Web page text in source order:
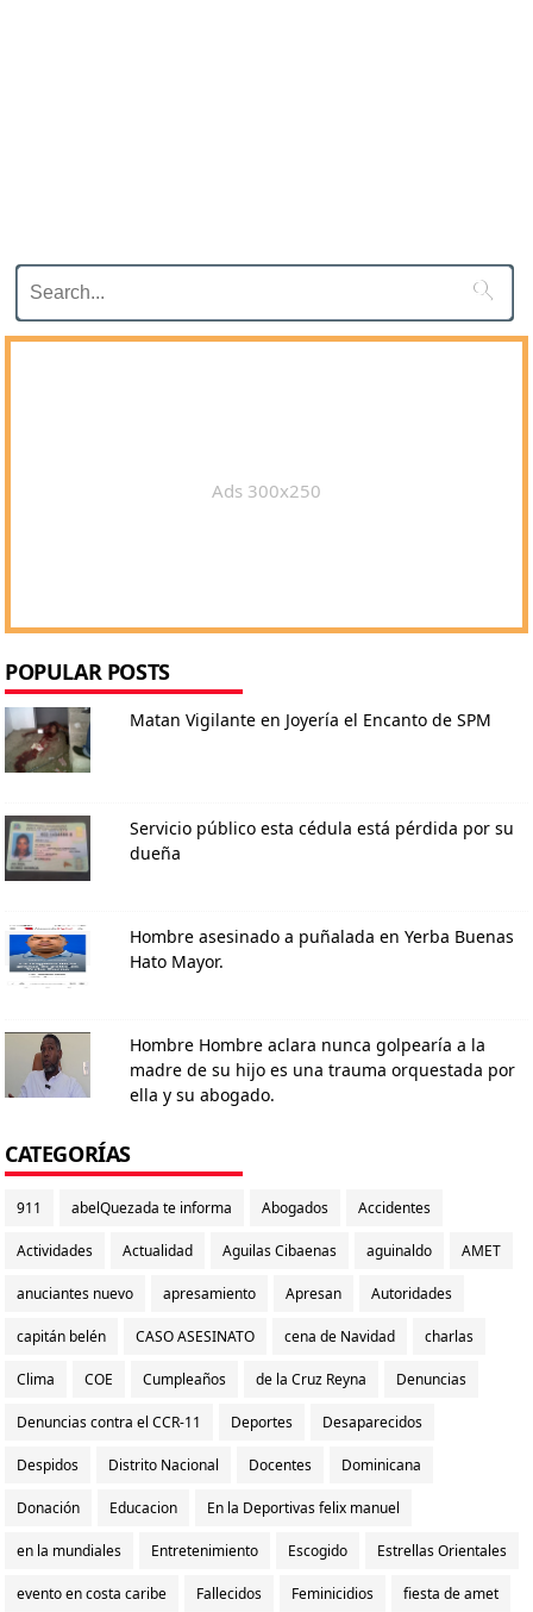

Ads 300x250
POPULAR POSTS
Matan Vigilante en Joyería el Encanto de SPM
Servicio público esta cédula está pérdida por su
dueña
Hombre asesinado a puñalada en Yerba Buenas
Hato Mayor.
Hombre Hombre aclara nunca golpearía a la
madre de su hijo es una trauma orquestada por
ella y su abogado.
CATEGORÍAS
911 abelQuezada te informa Abogados Accidentes
Actividades Actualidad Aguilas Cibaenas aguinaldo AMET
anuciantes nuevo apresamiento Apresan Autoridades
capitán belén CASO ASESINATO cena de Navidad charlas
Clima COE Cumpleaños de la Cruz Reyna Denuncias
Denuncias contra el CCR-11 Deportes Desaparecidos
Despidos Distrito Nacional Docentes Dominicana
Donación Educacion En la Deportivas felix manuel
en la mundiales Entretenimiento Escogido Estrellas Orientales
evento en costa caribe Fallecidos Feminicidios fiesta de amet